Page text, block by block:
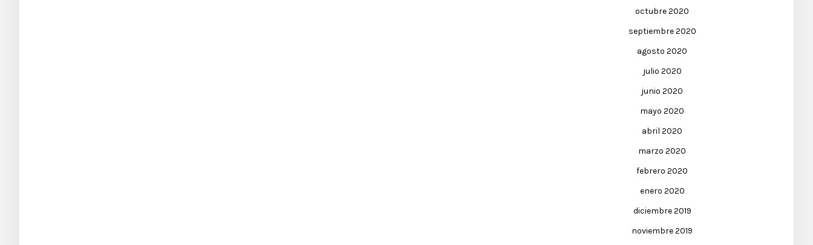
octubre 2020
septiembre 2020
agosto 2020
julio 2020
junio 2020
mayo 2020
abril 2020
marzo 2020
febrero 2020
enero 2020
diciembre 2019
noviembre 2019